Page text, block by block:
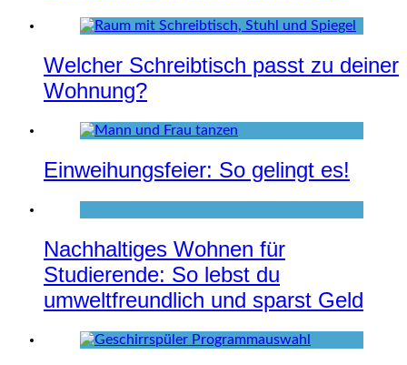
Welcher Schreibtisch passt zu deiner
Wohnung?
Einweihungsfeier: So gelingt es!
Nachhaltiges Wohnen für
Studierende: So lebst du
umweltfreundlich und sparst Geld